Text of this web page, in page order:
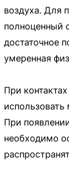
воздуха. Для
полноценный
достаточное
умеренная
При
При
необходимо